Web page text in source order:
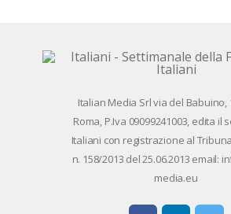
Devi essere connesso per
commento.
Ita­lian Me­dia Srl via del Ba­bui­no,
Roma, P.Iva 09099241003, edi­ta il
Ita­lia­ni con re­gi­stra­zio­ne al
n. 158/​2013 del 25.06.2013 email:
me­dia.eu